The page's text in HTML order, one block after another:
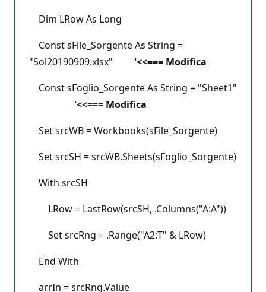
Dim LRow As Long
Const sFile_Sorgente As String =
"Sol20190909.xlsx" '<<=== Modifica
Const sFoglio_Sorgente As String = "Sheet1"
'<<=== Modifica
Set srcWB = Workbooks(sFile_Sorgente)
Set srcSH = srcWB.Sheets(sFoglio_Sorgente)
With srcSH
LRow = LastRow(srcSH, .Columns("A:A"))
Set srcRng = .Range("A2:T" & LRow)
End With
arrIn = srcRng.Value